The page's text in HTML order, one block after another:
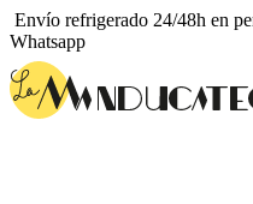
Envío refrigerado 24/48h en
Whatsapp